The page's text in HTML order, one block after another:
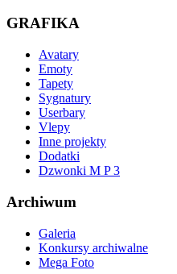
GRAFIKA
Avatary
Emoty
Tapety
Sygnatury
Userbary
Vlepy
Inne projekty
Dodatki
Dzwonki M P 3
Archiwum
Galeria
Konkursy archiwalne
Mega Foto